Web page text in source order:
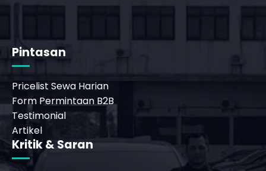
Pintasan
Pricelist Sewa Harian
Form Permintaan B2B
Testimonial
Artikel
Kritik & Saran